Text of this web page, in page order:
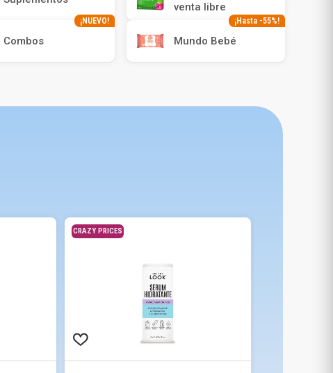
venta libre
Combos
¡NUEVO!
Mundo Bebé
¡Hasta -55%!
CRAZY PRICES